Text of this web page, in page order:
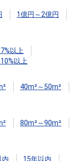
1億円～2億円
以上
以上
40m²～50m²
80m²～90m²
内
15年以内